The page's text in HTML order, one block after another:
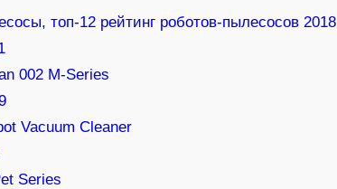
топ-12 рейтинг роботов-пылесосов 2018
002 M-Series
Vacuum Cleaner
Series